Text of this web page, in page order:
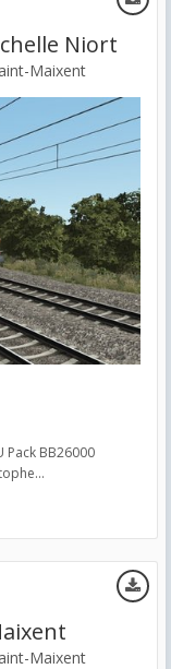
Niort
Maixent
Pack BB26000
Maixent